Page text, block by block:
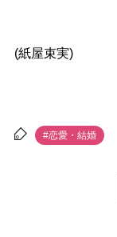
(紙屋束実)
#恋愛・結婚